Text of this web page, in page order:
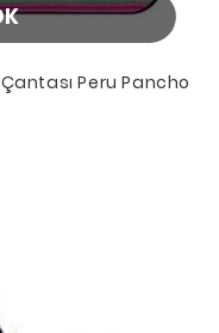
Peru Pancho